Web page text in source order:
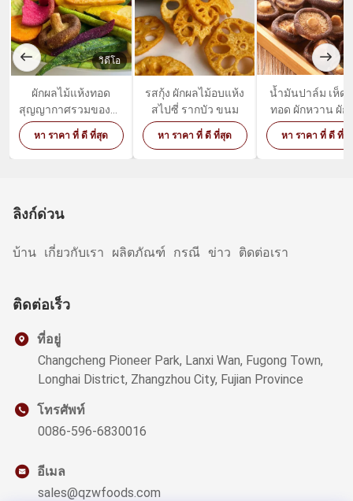
วิดีโอ
ผักผลไม้แห้งทอด
สุญญากาศรวมของว่า
งออร์แกนิกเพื่อ
สุขภาพ
หา ราคา ที่ ดี ที่สุด
รสกุ้ง ผักผลไม้อบแห้ง
สไปซี่ รากบัว ขนม
หา ราคา ที่ ดี ที่สุด
น้ำมันปาล์ม เห็ด
ทอด ผักหวาน ผัก
สุขภาพ
หา ราคา ที่ ดี ที่สุ
ลิงก์ด่วน
บ้าน เกี่ยวกับเรา ผลิตภัณฑ์ กรณี ข่าว ติดต่อเรา
ติดต่อเร็ว
ที่อยู่
Changcheng Pioneer Park, Lanxi Wan, Fugong Town,
Longhai District, Zhangzhou City, Fujian Province
โทรศัพท์
0086-596-6830016
อีเมล
sales@qzwfoods.com